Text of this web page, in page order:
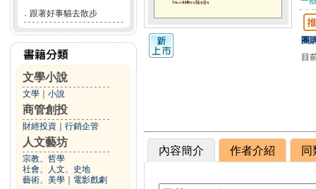
． 跟著好事貓去散步
文學小說
文學 小說
商管創投
財經投資 行銷企管
人文藝坊
宗教、哲學
社會、人文、史地
藝術、美學
電影戲劇
團
目
內容簡介 作者介紹 同